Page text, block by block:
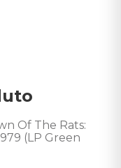
Of The Rats:
(LP Green